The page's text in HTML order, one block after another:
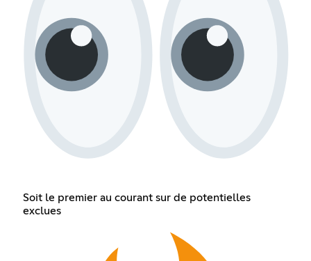
Soit le premier au courant sur de potentielles
exclues